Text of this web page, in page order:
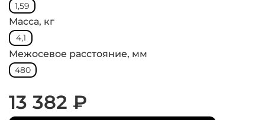
1,59
Масса, кг
4,1
Межосевое расстояние, мм
480
13 382 ₽